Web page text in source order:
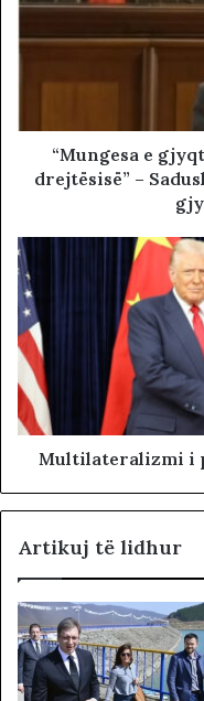
“Mungesa e
drejtësisë” –
Multilateralizmi i
Artikuj të lidhur